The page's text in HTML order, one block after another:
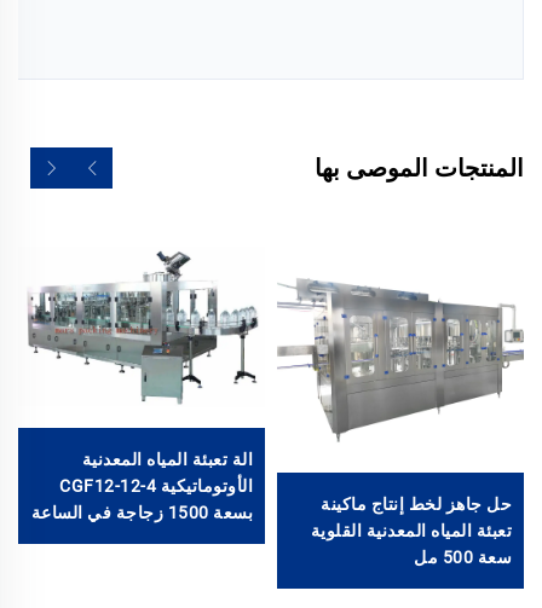
المنتجات الموصى بها
حل جاهز لخط إنتاج ماكينة
تعبئة المياه المعدنية القلوية
سعة 500 مل
الة تعبئة المياه المعدنية
الأوتوماتيكية CGF12-12-4
بسعة 1500 زجاجة في الساعة